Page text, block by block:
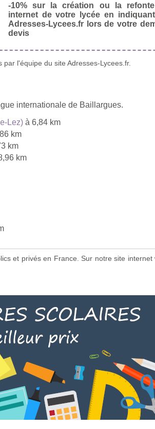
-10% sur la création ou la
internet de votre lycée en
Adresses-Lycees.fr lors de votre
devis
l'équipe du site Adresses-Lycees.fr.
internationale de Baillargues.
Lez) à 6,84 km
km
km
km
et privés en France. Sur notre site